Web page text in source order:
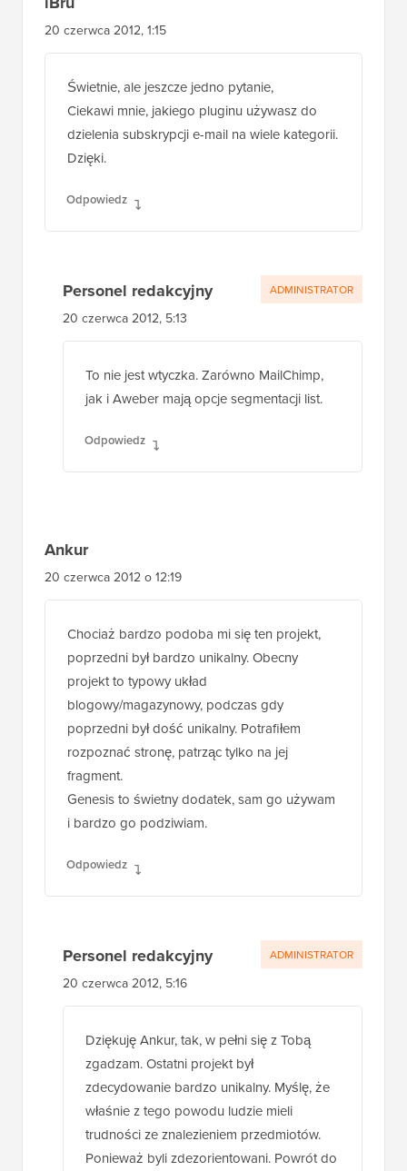
20 czerwca 2012, 1:15
Świetnie, ale jeszcze jedno pytanie,
Ciekawi mnie, jakiego pluginu używasz do
dzielenia subskrypcji e-mail na wiele kategorii.
Dzięki.
Odpowiedz
Personel redakcyjny
20 czerwca 2012, 5:13
To nie jest wtyczka. Zarówno MailChimp,
jak i Aweber mają opcje segmentacji list.
Odpowiedz
ADMINISTRATOR
Ankur
20 czerwca 2012 o 12:19
Chociaż bardzo podoba mi się ten projekt,
poprzedni był bardzo unikalny. Obecny
projekt to typowy układ
blogowy/magazynowy, podczas gdy
poprzedni był dość unikalny. Potrafiłem
rozpoznać stronę, patrząc tylko na jej
fragment.
Genesis to świetny dodatek, sam go używam
i bardzo go podziwiam.
Odpowiedz
Personel redakcyjny
20 czerwca 2012, 5:16
Dziękuję Ankur, tak, w pełni się z Tobą
zgadzam. Ostatni projekt był
zdecydowanie bardzo unikalny. Myślę, że
właśnie z tego powodu ludzie mieli
trudności ze znalezieniem przedmiotów.
Ponieważ byli zdezorientowani. Powrót do
ADMINISTRATOR